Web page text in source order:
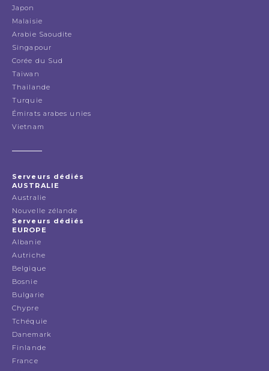
Japon
Malaisie
Arabie Saoudite
Singapour
Corée du Sud
Taiwan
Thailande
Turquie
Émirats arabes unies
Vietnam
Serveurs dédiés
AUSTRALIE
Australie
Nouvelle zélande
Serveurs dédiés
EUROPE
Albanie
Autriche
Belgique
Bosnie
Bulgarie
Chypre
Tchéquie
Danemark
Finlande
France